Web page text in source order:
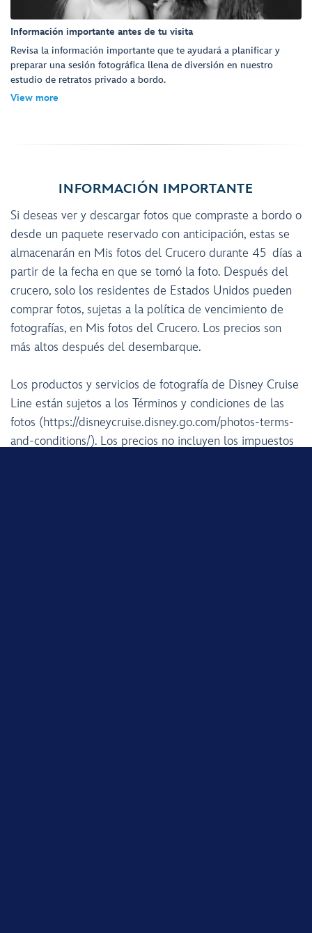
Información importante antes de tu visita
Revisa la información importante que te ayudará a planificar y
preparar una sesión fotográfica llena de diversión en nuestro
estudio de retratos privado a bordo.
View more
INFORMACIÓN IMPORTANTE
Si deseas ver y descargar fotos que compraste a bordo o
desde un paquete reservado con anticipación, estas se
almacenarán en Mis fotos del Crucero durante 45 días a
partir de la fecha en que se tomó la foto. Después del
crucero, solo los residentes de Estados Unidos pueden
comprar fotos, sujetas a la política de vencimiento de
fotografías, en Mis fotos del Crucero. Los precios son
más altos después del desembarque.
Los productos y servicios de fotografía de Disney Cruise
Line están sujetos a los Términos y condiciones de las
fotos (https://disneycruise.disney.go.com/photos-terms-
and-conditions/). Los precios no incluyen los impuestos